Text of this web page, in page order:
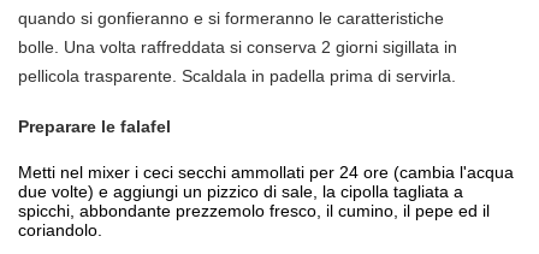
quando si gonfieranno e si formeranno le caratteristiche
bolle. Una volta raffreddata si conserva 2 giorni sigillata in
pellicola trasparente. Scaldala in padella prima di servirla.
Preparare le falafel
Metti nel mixer i ceci secchi ammollati per 24 ore (cambia l'acqua
due volte) e aggiungi un pizzico di sale, la cipolla tagliata a
spicchi, abbondante prezzemolo fresco, il cumino, il pepe ed il
coriandolo.